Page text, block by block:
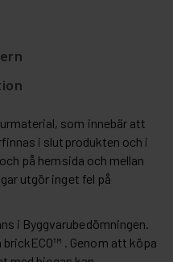
som innebär att
i slutprodukten och i
på hemsida och mellan
utgör inget fel på
i Byggvarubedömningen.
. Genom att köpa